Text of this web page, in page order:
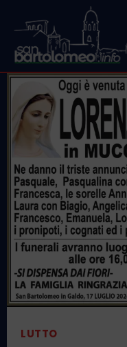
LUTTO